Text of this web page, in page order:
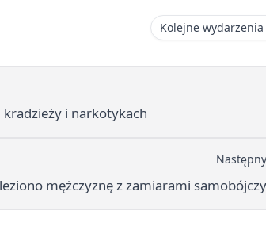
Kolejne wydarzenia
kradzieży i narkotykach
mężczyznę z zamiarami